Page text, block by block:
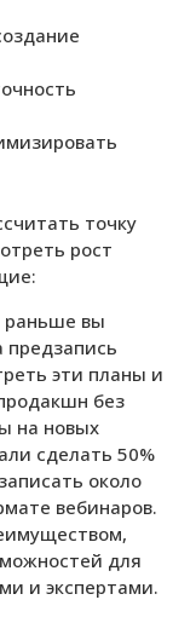
точку
рост
раньше вы
эти планы и
без
на новых
сделать 50%
около
вебинаров.
для
и экспертами.